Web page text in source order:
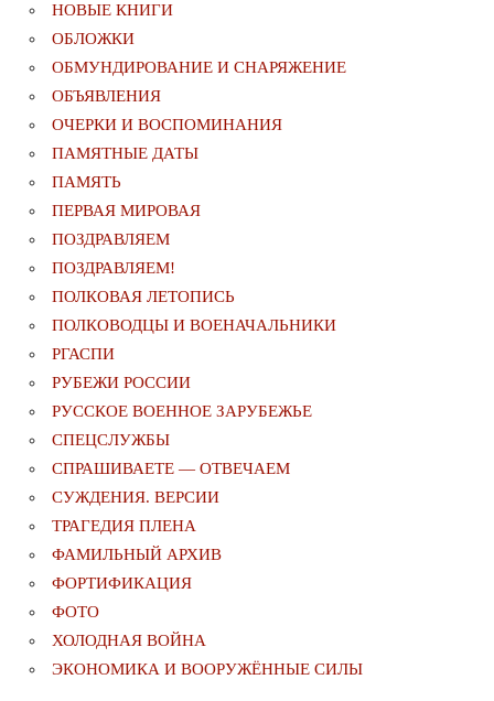
НОВЫЕ КНИГИ
ОБЛОЖКИ
ОБМУНДИРОВАНИЕ И СНАРЯЖЕНИЕ
ОБЪЯВЛЕНИЯ
ОЧЕРКИ И ВОСПОМИНАНИЯ
ПАМЯТНЫЕ ДАТЫ
ПАМЯТЬ
ПЕРВАЯ МИРОВАЯ
ПОЗДРАВЛЯЕМ
ПОЗДРАВЛЯЕМ!
ПОЛКОВАЯ ЛЕТОПИСЬ
ПОЛКОВОДЦЫ И ВОЕНАЧАЛЬНИКИ
РГАСПИ
РУБЕЖИ РОССИИ
РУССКОЕ ВОЕННОЕ ЗАРУБЕЖЬЕ
СПЕЦСЛУЖБЫ
СПРАШИВАЕТЕ — ОТВЕЧАЕМ
СУЖДЕНИЯ. ВЕРСИИ
ТРАГЕДИЯ ПЛЕНА
ФАМИЛЬНЫЙ АРХИВ
ФОРТИФИКАЦИЯ
ФОТО
ХОЛОДНАЯ ВОЙНА
ЭКОНОМИКА И ВООРУЖЁННЫЕ СИЛЫ